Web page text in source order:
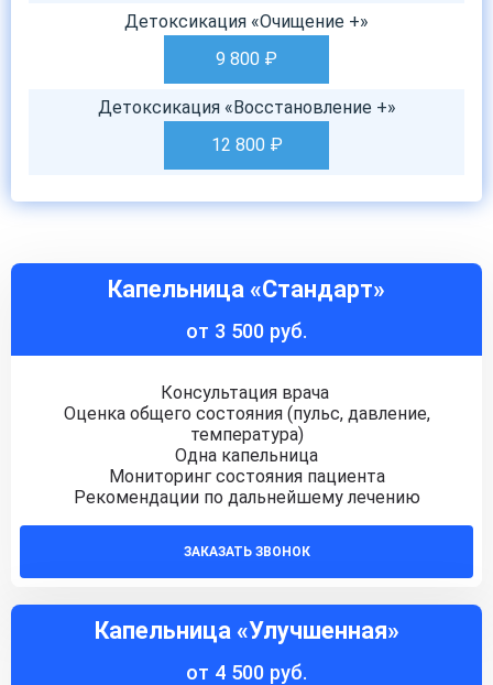
Детоксикация «Очищение +»
9 800 ₽
Детоксикация «Восстановление +»
12 800₽
Капельница «Стандарт»
от 3 500 руб.
Консультация врача
Оценка общего состояния (пульс, давление,
температура)
Одна капельница
Мониторинг состояния пациента
Рекомендации по дальнейшему лечению
ЗАКАЗАТЬ ЗВОНОК
Капельница «Улучшенная»
от 4 500 руб.